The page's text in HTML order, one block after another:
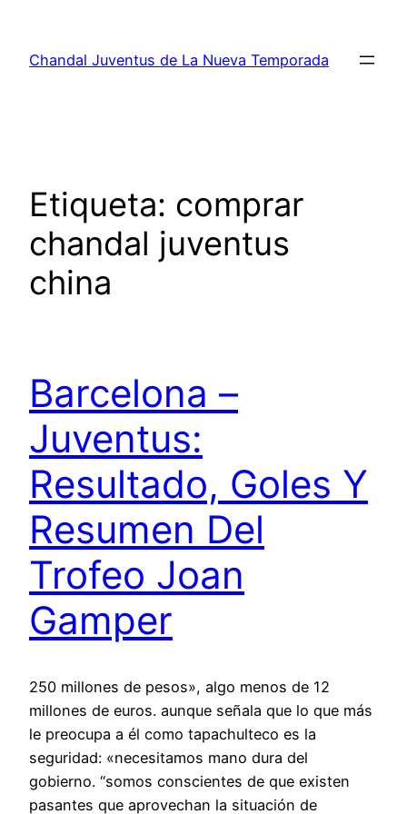
contenido
Chandal Juventus de La Nueva Temporada
Etiqueta: comprar
chandal juventus
china
Barcelona –
Juventus:
Resultado, Goles Y
Resumen Del
Trofeo Joan
Gamper
250 millones de pesos», algo menos de 12
millones de euros. aunque señala que lo que más
le preocupa a él como tapachulteco es la
seguridad: «necesitamos mano dura del
gobierno. “somos conscientes de que existen
pasantes que aprovechan la situación de